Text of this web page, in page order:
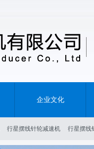
企业文化
行星摆线针轮减速机 行星摆线